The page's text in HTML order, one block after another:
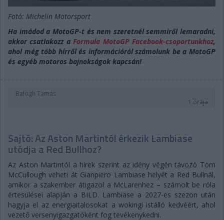
Fotó: Michelin Motorsport
Ha imádod a MotoGP-t és nem szeretnél semmiről lemaradni,
akkor csatlakozz a Formula MotoGP Facebook-csoportunkhoz,
ahol még több hírről és információról számolunk be a MotoGP
és egyéb motoros bajnokságok kapcsán!
Balogh Tamás
1 órája
Sajtó: Az Aston Martintól érkezik Lambiase
utódja a Red Bullhoz?
Az Aston Martintól a hírek szerint az idény végén távozó Tom
McCullough veheti át Gianpiero Lambiase helyét a Red Bullnál,
amikor a szakember átigazol a McLarenhez – számolt be róla
értesülései alapján a BILD. Lambiase a 2027-es szezon után
hagyja el az energiaitalosokat a wokingi istálló kedvéért, ahol
vezető versenyigazgatóként fog tevékenykedni.